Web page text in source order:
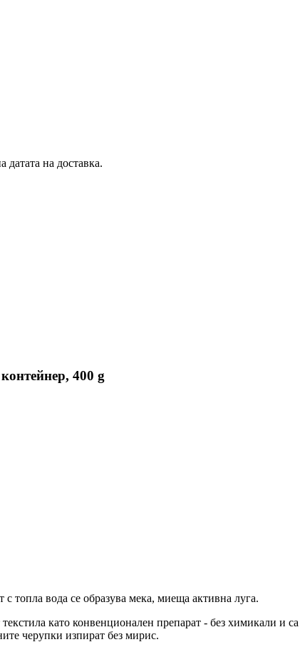
на доставка.
400 g
топла вода се образува мека, миеща активна луга.
като конвенционален препарат - без химикали и са
черупки изпират без мирис.